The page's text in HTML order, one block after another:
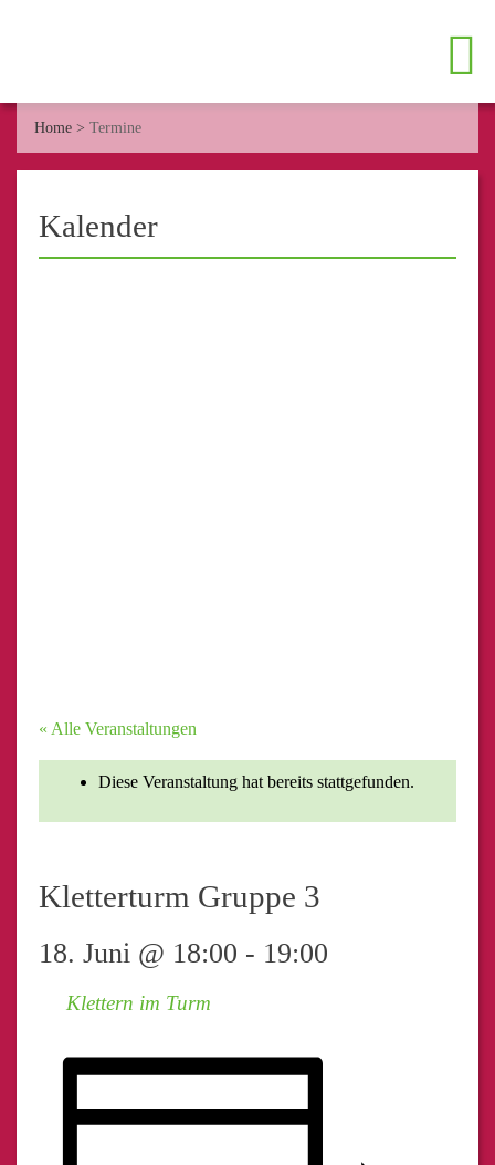
Home > Termine
Kalender
« Alle Veranstaltungen
Diese Veranstaltung hat bereits stattgefunden.
Kletterturm Gruppe 3
18. Juni @ 18:00 - 19:00
Klettern im Turm